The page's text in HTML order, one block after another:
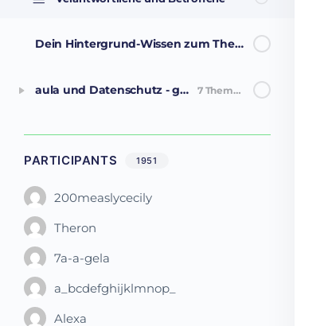
Dein Hintergrund-Wissen zum Thema Datenschutz
aula und Datenschutz - gut zu wissen! 7 Themen
PARTICIPANTS 1951
200measlycecily
Theron
7a-a-gela
a_bcdefghijklmnop_
Alexa